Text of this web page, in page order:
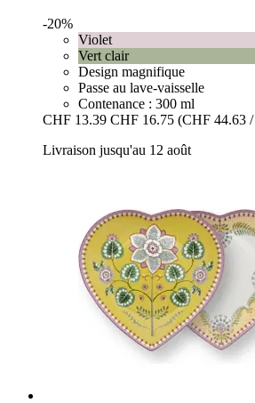
-20%
Violet
Vert clair
Design magnifique
Passe au lave-vaisselle
Contenance : 300 ml
CHF 13.39 CHF 16.75 (CHF 44.63
Livraison jusqu'au 12 août